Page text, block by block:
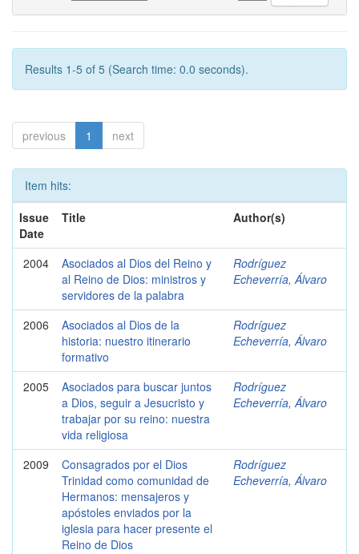
Results 1-5 of 5 (Search time: 0.0 seconds).
previous 1 next
Item hits:
Issue
Date
Title Author(s)
2004
Asociados al Dios del Reino y
al Reino de Dios: ministros y
servidores de la palabra
Rodríguez
Echeverría, Álvaro
2006
Asociados al Dios de la
historia: nuestro itinerario
formativo
Rodríguez
Echeverría, Álvaro
2005
Asociados para buscar juntos
a Dios, seguir a Jesucristo y
trabajar por su reino: nuestra
vida religiosa
Rodríguez
Echeverría, Álvaro
2009
Consagrados por el Dios
Trinidad como comunidad de
Hermanos: mensajeros y
apóstoles enviados por la
iglesia para hacer presente el
Reino de Dios
Rodríguez
Echeverría, Álvaro